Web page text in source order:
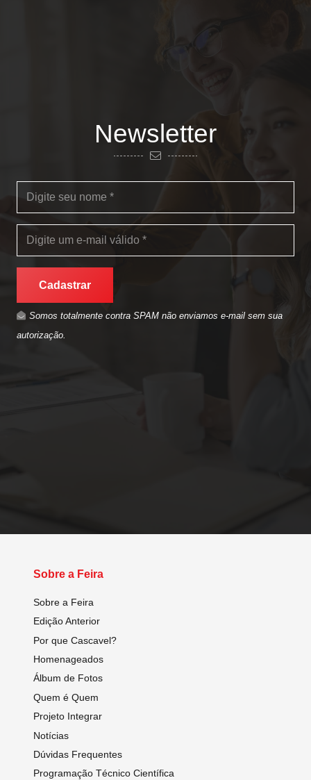
Newsletter
Cadastrar
Somos totalmente contra SPAM não enviamos e-mail sem sua
autorização.
Sobre a Feira
Sobre a Feira
Edição Anterior
Por que Cascavel?
Homenageados
Álbum de Fotos
Quem é Quem
Projeto Integrar
Notícias
Dúvidas Frequentes
Programação Técnico Científica